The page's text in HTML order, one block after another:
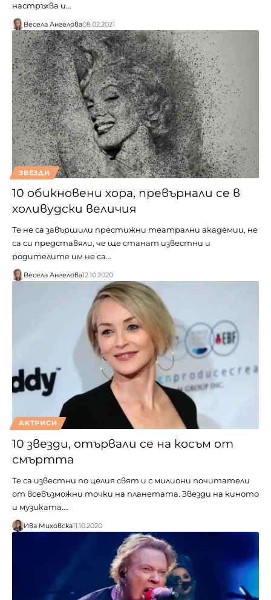
настръхва и…
Весела Ангелова08.02.2021
ЗВЕЗДИ
10 обикновени хора, превърнали се в
холивудски величия
Те не са завършили престижни театрални академии, не
са си представяли, че ще станат известни и
родителите им не са…
Весела Ангелова12.10.2020
АКТРИСИ
10 звезди, отървали се на косъм от
смъртта
Те са известни по целия свят и с милиони почитатели
от всевъзможни точки на планетата. Звезди на киното
и музиката.…
Ива Миховска11.10.2020